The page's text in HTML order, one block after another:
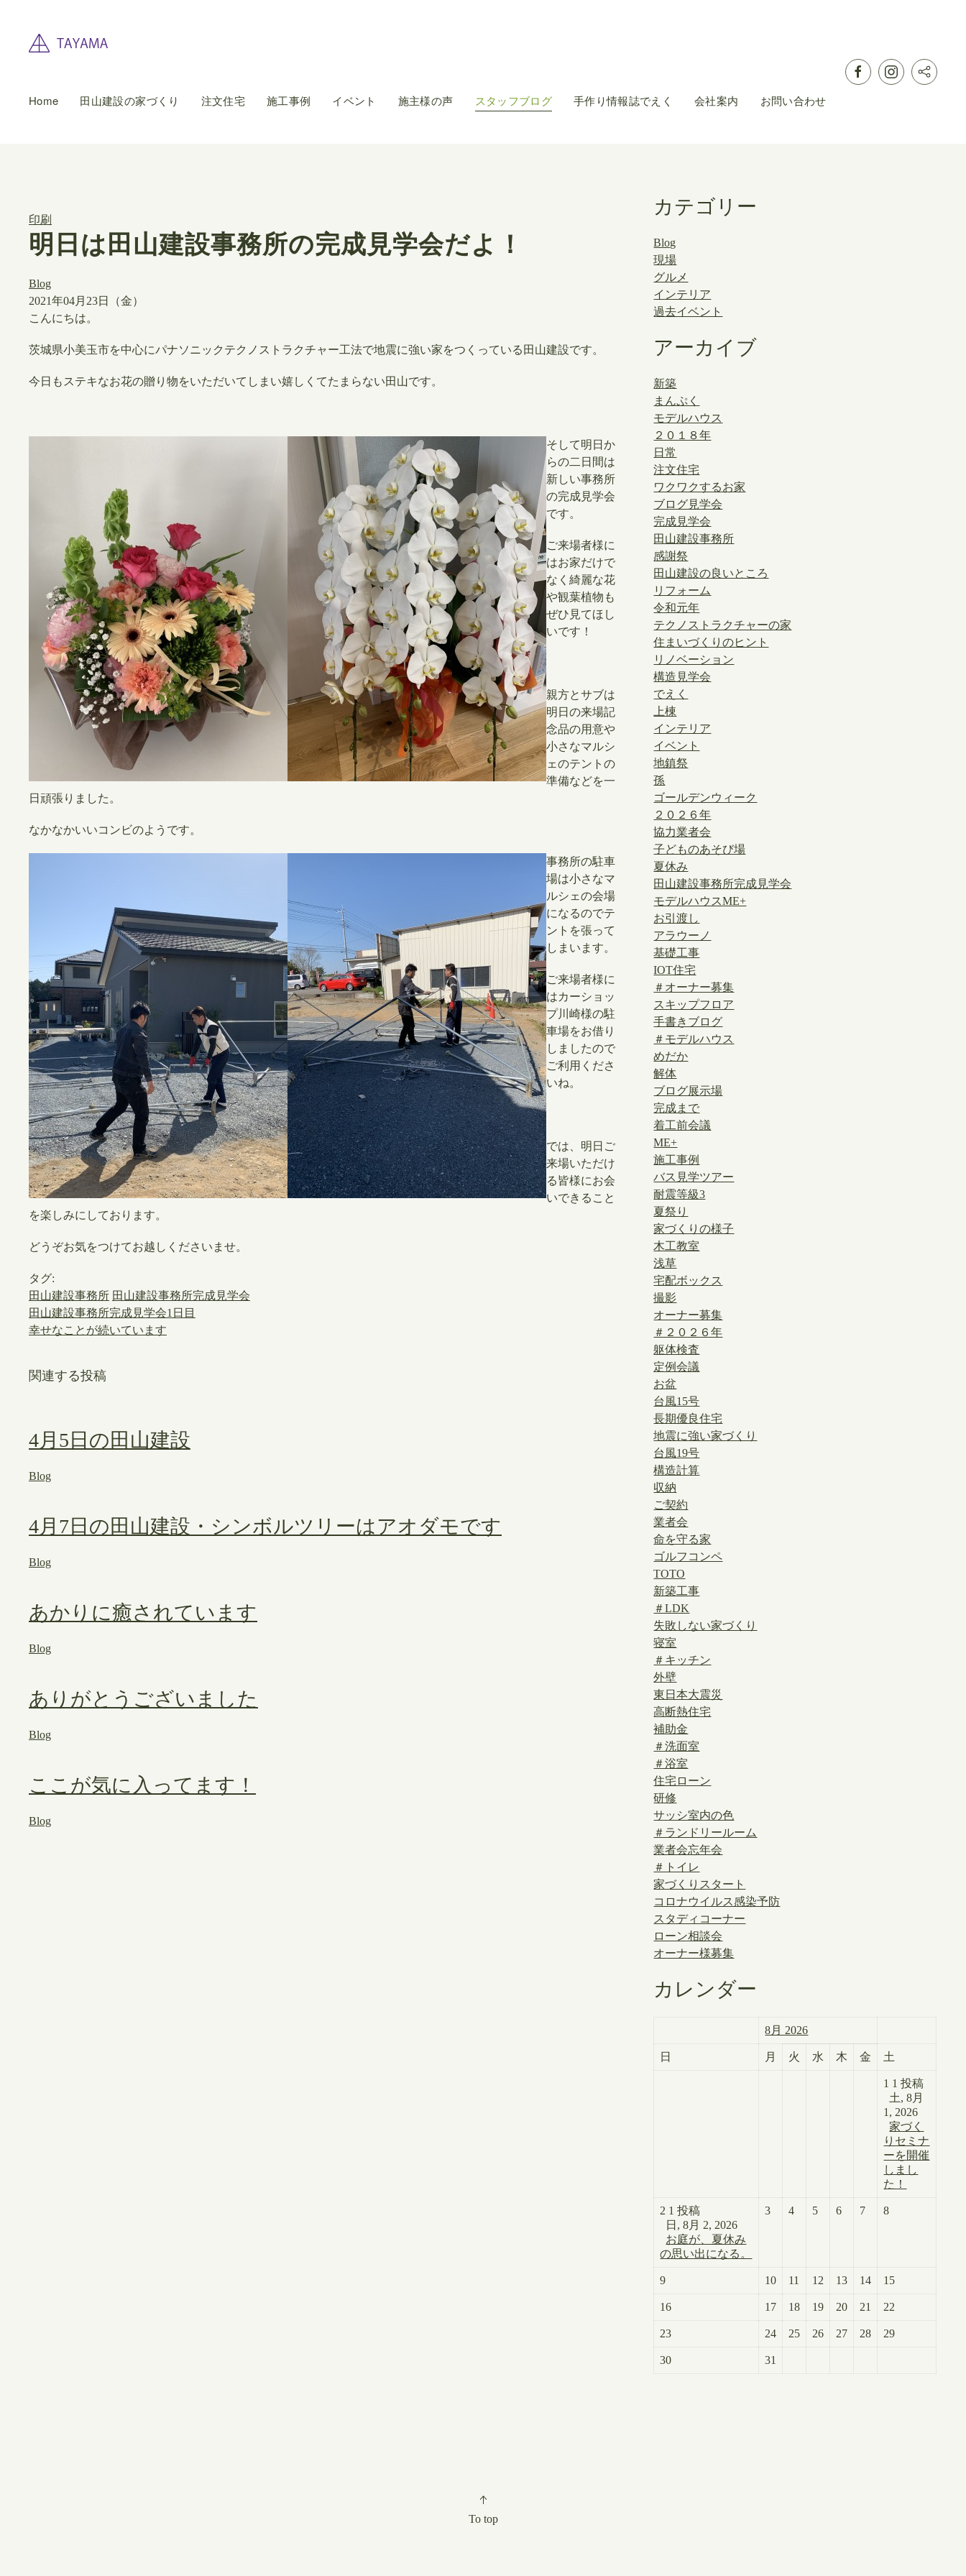
Home 田山建設の家づくり 注文住宅 施工事例 イベント 施主様の声 スタッフブログ 手作り情報誌でえく 会社案内 お問い合わせ
印刷
明日は田山建設事務所の完成見学会だよ！
Blog
2021年04月23日（金）
こんにちは。
茨城県小美玉市を中心にパナソニックテクノストラクチャー工法で地震に強い家をつくっている田山建設です。
今日もステキなお花の贈り物をいただいてしまい嬉しくてたまらない田山です。
そして明日か
らの二日間は
新しい事務所
の完成見学会
です。
ご来場者様に
はお家だけで
なく綺麗な花
や観葉植物も
ぜひ見てほし
いです！
親方とサブは
明日の来場記
念品の用意や
小さなマルシ
ェのテントの
準備などを一
日頑張りました。
なかなかいいコンビのようです。
事務所の駐車
場は小さなマ
ルシェの会場
になるのでテ
ントを張って
しまいます。
ご来場者様に
はカーショッ
プ川崎様の駐
車場をお借り
しましたので
ご利用くださ
いね。
では、明日ご
来場いただけ
る皆様にお会
いできること
を楽しみにしております。
どうぞお気をつけてお越しくださいませ。
タグ:
田山建設事務所 田山建設事務所完成見学会
田山建設事務所完成見学会1日目
幸せなことが続いています
関連する投稿
4月5日の田山建設
Blog
4月7日の田山建設・シンボルツリーはアオダモです
Blog
あかりに癒されています
Blog
ありがとうございました
Blog
ここが気に入ってます！
Blog
カテゴリー
Blog
現場
グルメ
インテリア
過去イベント
アーカイブ
新築
まんぷく
モデルハウス
２０１８年
日常
注文住宅
ワクワクするお家
ブログ見学会
完成見学会
田山建設事務所
感謝祭
田山建設の良いところ
リフォーム
令和元年
テクノストラクチャーの家
住まいづくりのヒント
リノベーション
構造見学会
でえく
上棟
インテリア
イベント
地鎮祭
孫
ゴールデンウィーク
２０２６年
協力業者会
子どものあそび場
夏休み
田山建設事務所完成見学会
モデルハウスME+
お引渡し
アラウーノ
基礎工事
IOT住宅
＃オーナー募集
スキップフロア
手書きブログ
＃モデルハウス
めだか
解体
ブログ展示場
完成まで
着工前会議
ME+
施工事例
バス見学ツアー
耐震等級3
夏祭り
家づくりの様子
木工教室
浅草
宅配ボックス
撮影
オーナー募集
＃２０２６年
躯体検査
定例会議
お盆
台風15号
長期優良住宅
地震に強い家づくり
台風19号
構造計算
収納
ご契約
業者会
命を守る家
ゴルフコンペ
TOTO
新築工事
＃LDK
失敗しない家づくり
寝室
＃キッチン
外壁
東日本大震災
高断熱住宅
補助金
＃洗面室
＃浴室
住宅ローン
研修
サッシ室内の色
＃ランドリールーム
業者会忘年会
＃トイレ
家づくりスタート
コロナウイルス感染予防
スタディコーナー
ローン相談会
オーナー様募集
カレンダー
8月 2026
日 月 火 水 木 金 土
1 1 投稿
土, 8月
1, 2026
家づく
りセミナ
ーを開催
しまし
た！
2 1 投稿
日, 8月 2, 2026
お庭が、夏休み
の思い出になる。
3 4 5 6 7 8
9 10 11 12 13 14 15
16 17 18 19 20 21 22
23 24 25 26 27 28 29
30 31
To top